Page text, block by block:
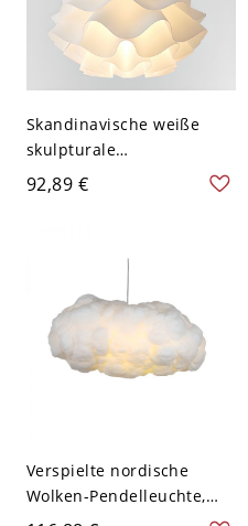
Skandinavische weiße
skulpturale
Pendelleuchte,
mehrlagiger
92,89 €
Verspielte nordische
Wolken-Pendelleuchte,
schwebende LED-